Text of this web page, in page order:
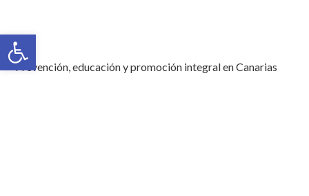
Prevención, educación y promoción integral en Canarias
Abrir barra de herramientas